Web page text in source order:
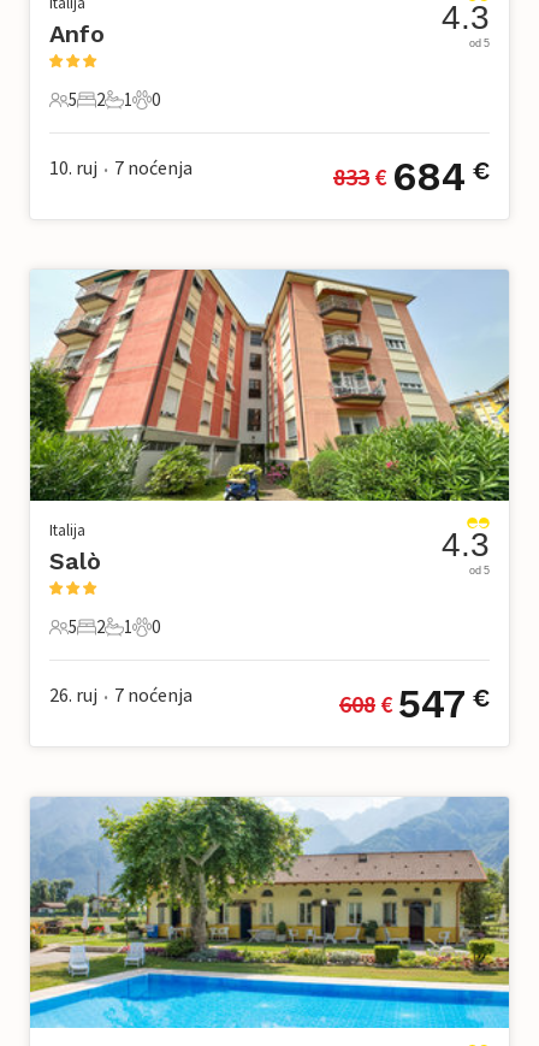
Anfo
5 Gosti
5
2 Spavaće sobe
2
1 Kupaonica
1
0 Kućni ljubimac
0
4.3
od 5
10. ruj • 7 noćenja 833 € 684 €
Italija
Salò
5 Gosti
5
2 Spavaće sobe
2
1 Kupaonica
1
0 Kućni ljubimac
0
4.3
od 5
26. ruj • 7 noćenja 608 € 547 €